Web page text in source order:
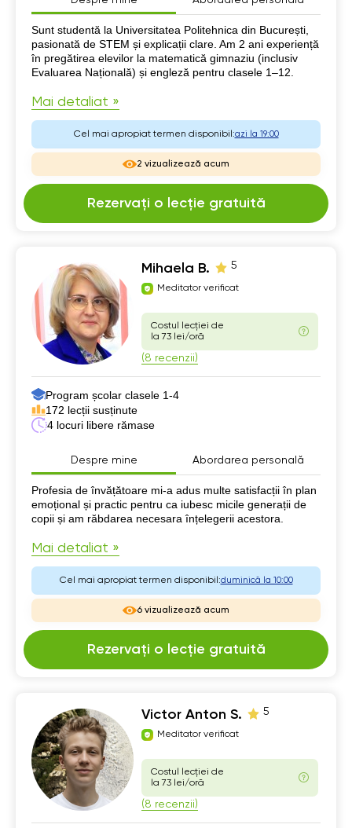
Despre mine
Sunt studentă la Universitatea Politehnica din București,
pasionată de STEM și explicații clare. Am 2 ani experiență
în pregătirea elevilor la matematică gimnaziu (inclusiv
Evaluarea Națională) și engleză pentru clasele 1–12.
Mai detaliat »
Cel mai apropiat termen disponibil:azi la 19:00
2 vizualizează acum
Rezervați o lecție gratuită
Mihaela B. 5
Meditator verificat
Costul lecției de
la 73 lei/oră
(8 recenzii)
Program școlar clasele 1-4
172 lecții susținute
4 locuri libere rămase
Despre mine Abordarea personală
Despre mine
Profesia de învățătoare mi-a adus multe satisfacții în plan
emoțional și practic pentru ca iubesc micile generații de
copii și am răbdarea necesara înțelegerii acestora.
Mai detaliat »
Cel mai apropiat termen disponibil:duminică la 10:00
6 vizualizează acum
Rezervați o lecție gratuită
Victor Anton S. 5
Meditator verificat
Costul lecției de
la 73 lei/oră
(8 recenzii)